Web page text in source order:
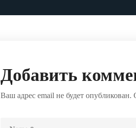
Добавить
Ваш адрес email не будет опубликован.